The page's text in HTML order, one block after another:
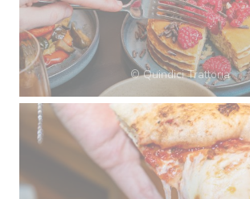
© Quindici Trattoria